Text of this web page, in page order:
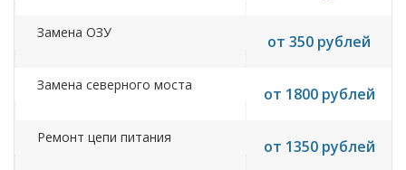
Замена ОЗУ от 350 рублей
Замена северного моста от 1800 рублей
Ремонт цепи питания от 1350 рублей